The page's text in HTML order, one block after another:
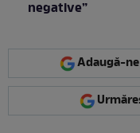
negative”
Adaugă-